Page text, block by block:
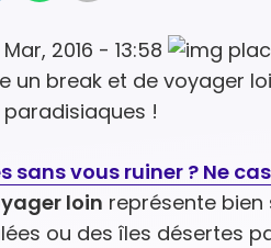
2016 - 13:58
un break et de voyager
!
sans vous ruiner ? Ne
loin représente bien
ou des îles désertes